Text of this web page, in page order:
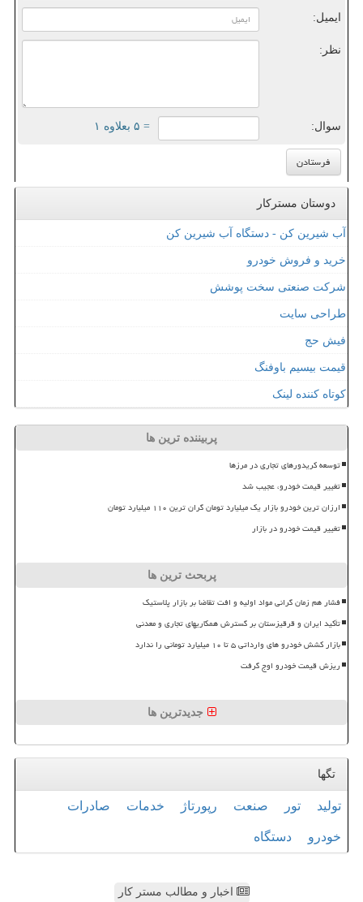
ایمیل:
نظر:
سوال: = ۵ بعلاوه ۱
دوستان مسترکار
آب شیرین کن - دستگاه آب شیرین کن
خرید و فروش خودرو
شرکت صنعتی سخت پوشش
طراحی سایت
فیش حج
قیمت بیسیم باوفنگ
کوتاه کننده لینک
پربیننده ترین ها
توسعه کریدورهای تجاری در مرزها
تغییر قیمت خودرو، عجیب شد
ارزان ترین خودرو بازار یک میلیارد تومان گران ترین ۱۱۰ میلیارد تومان
تغییر قیمت خودرو در بازار
پربحث ترین ها
فشار هم زمان گرانی مواد اولیه و افت تقاضا بر بازار پلاستیک
تأکید ایران و قرقیزستان بر گسترش همکاریهای تجاری و معدنی
بازار کشش خودرو های وارداتی ۵ تا ۱۰ میلیارد تومانی را ندارد
ریزش قیمت خودرو اوج گرفت
جدیدترین ها
تگها
تولید تور صنعت رپورتاژ خدمات صادرات
خودرو دستگاه
اخبار و مطالب مستر کار